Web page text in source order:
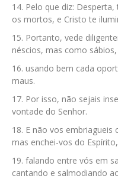
Pelo que diz:
os mortos, e Cristo te
Portanto, vede
néscios, mas como sábios,
usando bem cada
maus.
Por isso, não sejais
vontade do Senhor.
E não vos embriagueis
mas enchei-vos do Espírito,
falando entre vós em
cantando e salmodiando